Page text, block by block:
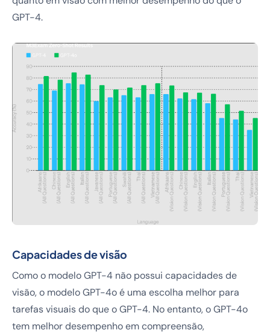
GPT-4.
Capacidades de visão
Como o modelo GPT-4 não possui capacidades de
visão, o modelo GPT-4o é uma escolha melhor para
tarefas visuais do que o GPT-4. No entanto, o GPT-4o
tem melhor desempenho em compreensão,